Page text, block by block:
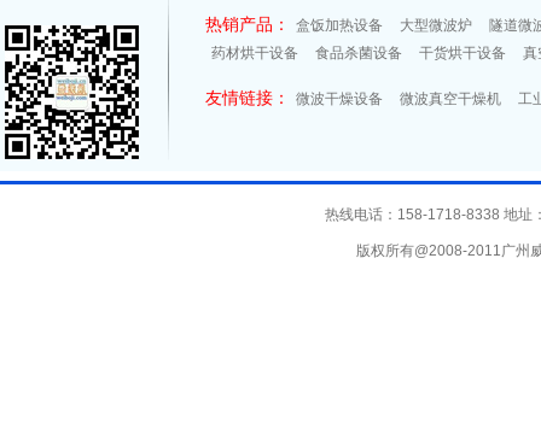
热销产品： 盒饭加热设备 大型微波炉
隧道微
药材烘干设备
食品杀菌设备 干货烘干设备 真
友情链接： 微波干燥设备 微波真空干燥机 工
热线电话：158-1718-8338 地址
版权所有@2008-2011广州